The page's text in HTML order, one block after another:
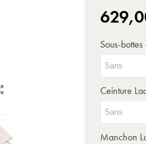
Sous-
Ceinture
Manchon